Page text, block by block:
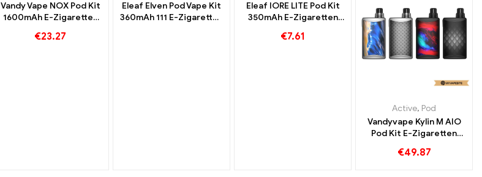
Vandy Vape NOX Pod Kit
1600mAh E-Zigaretten
€23.27
Eleaf Elven Pod Vape Kit
360mAh 111 E-Zigaretten
Eleaf IORE LITE Pod Kit
350mAh E-Zigaretten
€7.61
Active, Pod
Vandyvape Kylin M AIO
Pod Kit E-Zigaretten
€49.87